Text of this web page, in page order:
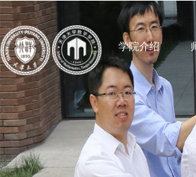
学院介绍